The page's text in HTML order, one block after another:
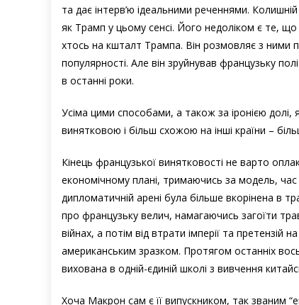
та дає інтерв’ю ідеальними реченнями.
як Трамп у цьому сенсі. Його недоліком є те, що
хтось на кшталт Трампа. Він розмовляє з ними
популярності. Але він зруйнував французьку
в останні роки.
Усіма цими способами, а також за іронією
винятковою і більш схожою на інші країни –
Кінець французької винятковості не варто
економічному плані, тримаючись за модель, час
дипломатичній арені була більше вкорінена в
про французьку велич, намагаючись загоїти
війнах, а потім від втрати імперії та
американським зразком. Протягом останніх
вихована в одній-єдиній школі з вивчення
Хоча Макрон сам є її випускником, так званим